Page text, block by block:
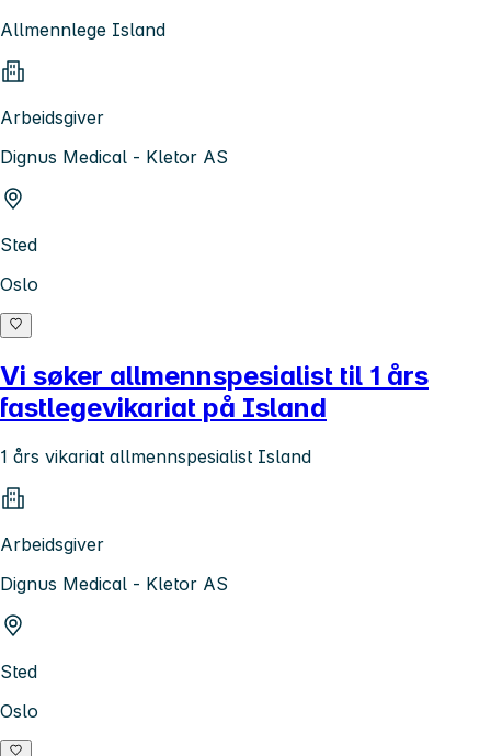
Allmennlege Island
Arbeidsgiver
Dignus Medical - Kletor AS
Sted
Oslo
Vi søker allmennspesialist til 1 års
fastlegevikariat på Island
1 års vikariat allmennspesialist Island
Arbeidsgiver
Dignus Medical - Kletor AS
Sted
Oslo